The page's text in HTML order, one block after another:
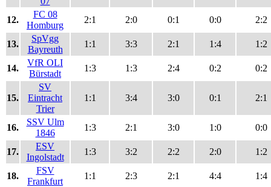
12.
FC 08
Homburg
2:1 2:0 0:1 0:0 2:2
13.
SpVgg
Bayreuth
1:1 3:3 2:1 1:4 1:2
14.
VfR OLI
Bürstadt
1:3 1:3 2:4 0:2 0:2
15.
SV
Eintracht
Trier
1:1 3:4 3:0 0:1 2:1
16.
SSV Ulm
1846
1:3 2:1 3:0 1:0 0:0
17.
ESV
Ingolstadt
1:3 3:2 2:2 2:0 1:2
18.
FSV
Frankfurt
1:1 2:3 2:1 4:4 1:4